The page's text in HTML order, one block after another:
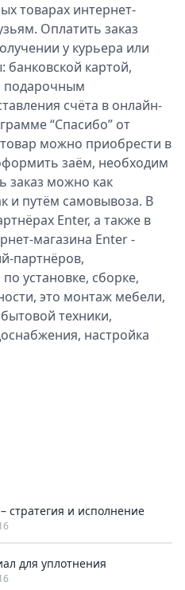
товарах интернет-
Оплатить заказ
у курьера или
банковской картой,
подарочным
счёта в онлайн-
“Спасибо” от
можно приобрести в
заём, необходим
заказ можно как
и путём самовывоза. В
Enter, а также в
магазина Enter -
партнёров,
установке, сборке,
это монтаж мебели,
техники,
настройка
стратегия и исполнение
для уплотнения